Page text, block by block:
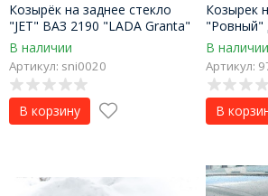
Козырёк на заднее стекло
"JET" ВАЗ 2190 "LADA Granta"
В наличии
Артикул: sni0020
В корзину
Козырек
"Ровный"
(2015-н.в.)
В наличии
Артикул:
В